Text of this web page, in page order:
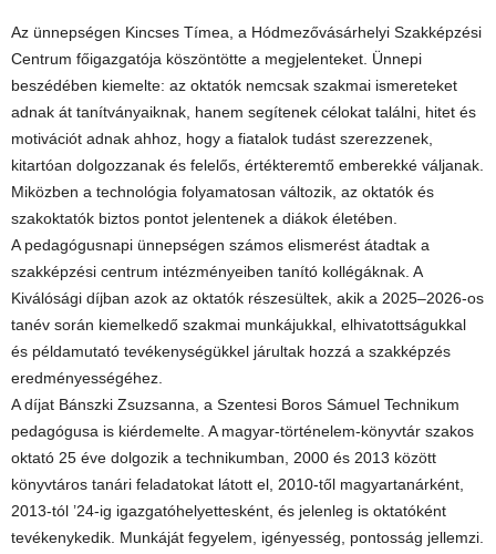
Az ünnepségen Kincses Tímea, a Hódmezővásárhelyi Szakképzési
Centrum főigazgatója köszöntötte a megjelenteket. Ünnepi
beszédében kiemelte: az oktatók nemcsak szakmai ismereteket
adnak át tanítványaiknak, hanem segítenek célokat találni, hitet és
motivációt adnak ahhoz, hogy a fiatalok tudást szerezzenek,
kitartóan dolgozzanak és felelős, értékteremtő emberekké váljanak.
Miközben a technológia folyamatosan változik, az oktatók és
szakoktatók biztos pontot jelentenek a diákok életében.
A pedagógusnapi ünnepségen számos elismerést átadtak a
szakképzési centrum intézményeiben tanító kollégáknak. A
Kiválósági díjban azok az oktatók részesültek, akik a 2025–2026-os
tanév során kiemelkedő szakmai munkájukkal, elhivatottságukkal
és példamutató tevékenységükkel járultak hozzá a szakképzés
eredményességéhez.
A díjat Bánszki Zsuzsanna, a Szentesi Boros Sámuel Technikum
pedagógusa is kiérdemelte. A magyar-történelem-könyvtár szakos
oktató 25 éve dolgozik a technikumban, 2000 és 2013 között
könyvtáros tanári feladatokat látott el, 2010-től magyartanárként,
2013-tól ’24-ig igazgatóhelyettesként, és jelenleg is oktatóként
tevékenykedik. Munkáját fegyelem, igényesség, pontosság jellemzi.